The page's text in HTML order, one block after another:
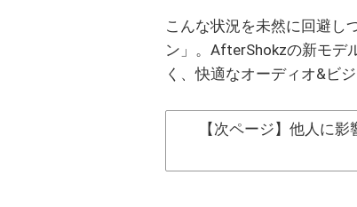
こんな状況を未然に回避し
ン」。AfterShokzの新モデ
く、快適なオーディオ&ビ
【次ページ】他人に